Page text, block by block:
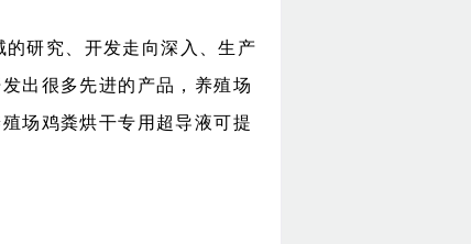
研究、开发走向深入、生产
出很多先进的产品，养殖场
场鸡粪烘干专用超导液可提